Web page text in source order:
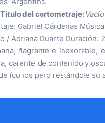
Título del cortometraje:
Gabriel Cárdenas
/ Adriana Duarte Duración:
flagrante e inexorable,
carente de contenido y
íconos pero restándole su